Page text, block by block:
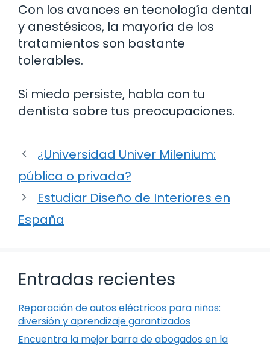
Con los avances en tecnología dental
y anestésicos, la mayoría de los
tratamientos son bastante
tolerables.
Si miedo persiste, habla con tu
dentista sobre tus preocupaciones.
¿Universidad Univer Milenium:
pública o privada?
Estudiar Diseño de Interiores en
España
Entradas recientes
Reparación de autos eléctricos para niños:
diversión y aprendizaje garantizados
Encuentra la mejor barra de abogados en la